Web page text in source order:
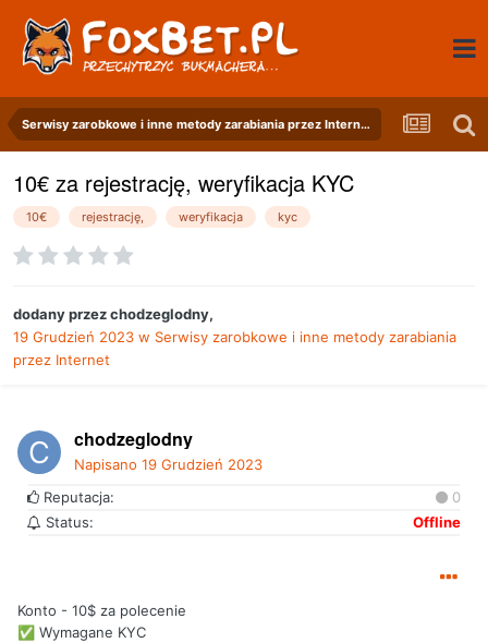
Serwisy zarobkowe i inne metody zarabiania przez Internet
10€ za rejestrację, weryfikacja KYC
10€ rejestrację, weryfikacja kyc
dodany przezchodzeglodny,
19 Grudzień 2023 w Serwisy zarobkowe i inne metody zarabiania
przez Internet
chodzeglodny
Napisano 19 Grudzień 2023
Reputacja:
0
Status:
Offline
Konto - 10$ za polecenie
✅ Wymagane KYC